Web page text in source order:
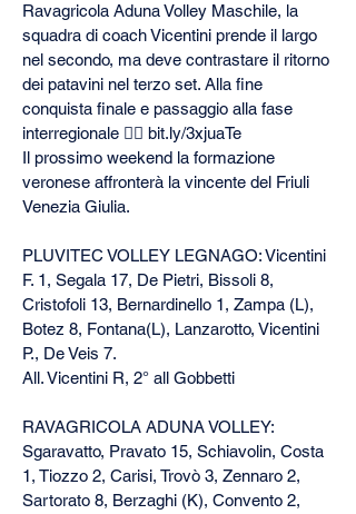
Ravagricola Aduna Volley Maschile, la
squadra di coach Vicentini prende il largo
nel secondo, ma deve contrastare il ritorno
dei patavini nel terzo set. Alla fine
conquista finale e passaggio alla fase
interregionale 👉🏻 bit.ly/3xjuaTe
Il prossimo weekend la formazione
veronese affronterà la vincente del Friuli
Venezia Giulia.
PLUVITEC VOLLEY LEGNAGO: Vicentini
F. 1, Segala 17, De Pietri, Bissoli 8,
Cristofoli 13, Bernardinello 1, Zampa (L),
Botez 8, Fontana(L), Lanzarotto, Vicentini
P., De Veis 7.
All. Vicentini R, 2° all Gobbetti
RAVAGRICOLA ADUNA VOLLEY:
Sgaravatto, Pravato 15, Schiavolin, Costa
1, Tiozzo 2, Carisi, Trovò 3, Zennaro 2,
Sartorato 8, Berzaghi (K), Convento 2,